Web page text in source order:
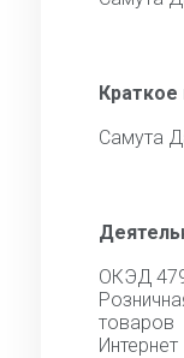
Краткое
Самута
ОКЭД
Интернет